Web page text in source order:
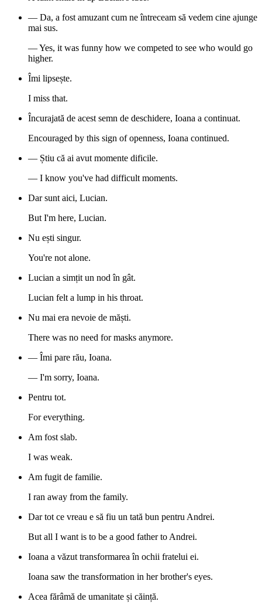
— Da, a fost amuzant cum ne întreceam să vedem cine ajunge
mai sus.
— Yes, it was funny how we competed to see who would go
higher.
Îmi lipsește.
I miss that.
Încurajată de acest semn de deschidere, Ioana a continuat.
Encouraged by this sign of openness, Ioana continued.
— Știu că ai avut momente dificile.
— I know you've had difficult moments.
Dar sunt aici, Lucian.
But I'm here, Lucian.
Nu ești singur.
You're not alone.
Lucian a simțit un nod în gât.
Lucian felt a lump in his throat.
Nu mai era nevoie de măști.
There was no need for masks anymore.
— Îmi pare rău, Ioana.
— I'm sorry, Ioana.
Pentru tot.
For everything.
Am fost slab.
I was weak.
Am fugit de familie.
I ran away from the family.
Dar tot ce vreau e să fiu un tată bun pentru Andrei.
But all I want is to be a good father to Andrei.
Ioana a văzut transformarea în ochii fratelui ei.
Ioana saw the transformation in her brother's eyes.
Acea fărâmă de umanitate și căință.